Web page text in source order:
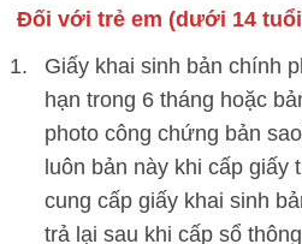
Đối với trẻ em (dưới 14
Giấy khai sinh bản chính
hạn trong 6 tháng hoặc
photo công chứng bản
luôn bản này khi cấp giấy
cung cấp giấy khai sinh
trả lại sau khi cấp sổ